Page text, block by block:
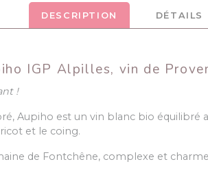
DESCRIPTION DÉTAILS
IGP Alpilles, vin de
!
Aupiho est un vin blanc bio
et le coing.
de Fontchêne, complexe et